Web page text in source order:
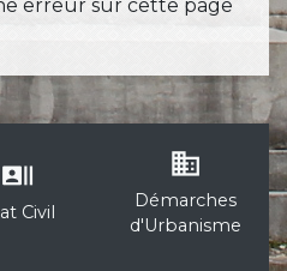
erreur sur cette page
recent_actors
Civil
business
Démarches
d'Urbanisme